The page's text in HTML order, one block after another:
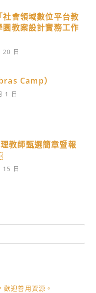
會領域數位平台教
教案設計實務工作
20 日
Camp）
1 日
教師甄選簡章暨報
15 日
迎善用資源。